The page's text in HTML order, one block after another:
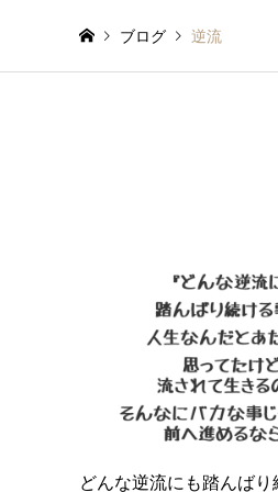
ブログ 逆流
どんな逆流にも踏んばり